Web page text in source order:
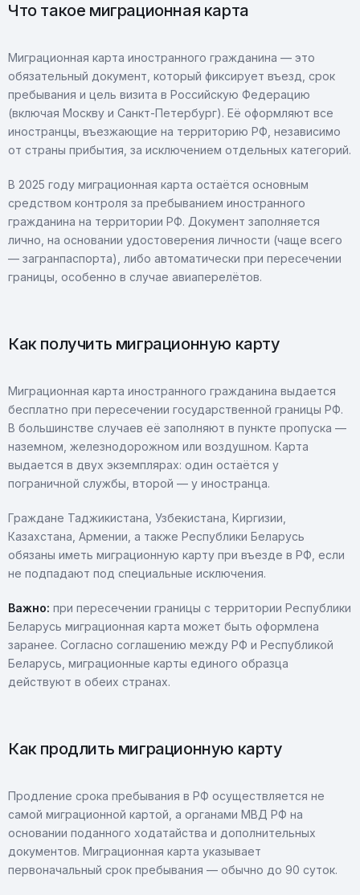
Что такое миграционная карта
Миграционная карта иностранного гражданина — это
обязательный документ, который фиксирует въезд, срок
пребывания и цель визита в Российскую Федерацию
(включая Москву и Санкт-Петербург). Её оформляют все
иностранцы, въезжающие на территорию РФ, независимо
от страны прибытия, за исключением отдельных категорий.
В 2025 году миграционная карта остаётся основным
средством контроля за пребыванием иностранного
гражданина на территории РФ. Документ заполняется
лично, на основании удостоверения личности (чаще всего
— загранпаспорта), либо автоматически при пересечении
границы, особенно в случае авиаперелётов.
Как получить миграционную карту
Миграционная карта иностранного гражданина выдается
бесплатно при пересечении государственной границы РФ.
В большинстве случаев её заполняют в пункте пропуска —
наземном, железнодорожном или воздушном. Карта
выдается в двух экземплярах: один остаётся у
пограничной службы, второй — у иностранца.
Граждане Таджикистана, Узбекистана, Киргизии,
Казахстана, Армении, а также Республики Беларусь
обязаны иметь миграционную карту при въезде в РФ, если
не подпадают под специальные исключения.
Важно: при пересечении границы с территории Республики
Беларусь миграционная карта может быть оформлена
заранее. Согласно соглашению между РФ и Республикой
Беларусь, миграционные карты единого образца
действуют в обеих странах.
Как продлить миграционную карту
Продление срока пребывания в РФ осуществляется не
самой миграционной картой, а органами МВД РФ на
основании поданного ходатайства и дополнительных
документов. Миграционная карта указывает
первоначальный срок пребывания — обычно до 90 суток.